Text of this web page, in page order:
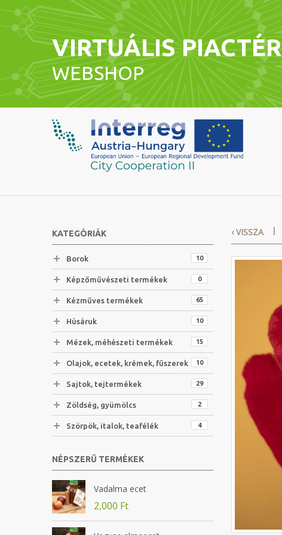
VIRTUÁLIS PIACTÉR
WEBSHOP
KATEGÓRIÁK
10
Borok
0
Képzőművészeti termékek
65
Kézműves termékek
10
Húsáruk
15
Mézek, méhészeti termékek
10
Olajok, ecetek, krémek, fűszerek
29
Sajtok, tejtermékek
2
Zöldség, gyümölcs
4
Szörpök, italok, teafélék
NÉPSZERŰ TERMÉKEK
Vadalma ecet
2,000 Ft
‹ VISSZA I